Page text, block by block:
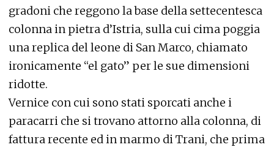
gradoni che reggono la base della settecentesca
colonna in pietra d’Istria, sulla cui cima poggia
una replica del leone di San Marco, chiamato
ironicamente “el gato” per le sue dimensioni
ridotte.
Vernice con cui sono stati sporcati anche i
paracarri che si trovano attorno alla colonna, di
fattura recente ed in marmo di Trani, che prima